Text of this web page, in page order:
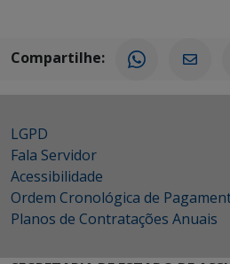
Compartilhe:
LGPD
Fala Servidor
Acessibilidade
Ordem Cronológica de
Planos de Contratações Anuais